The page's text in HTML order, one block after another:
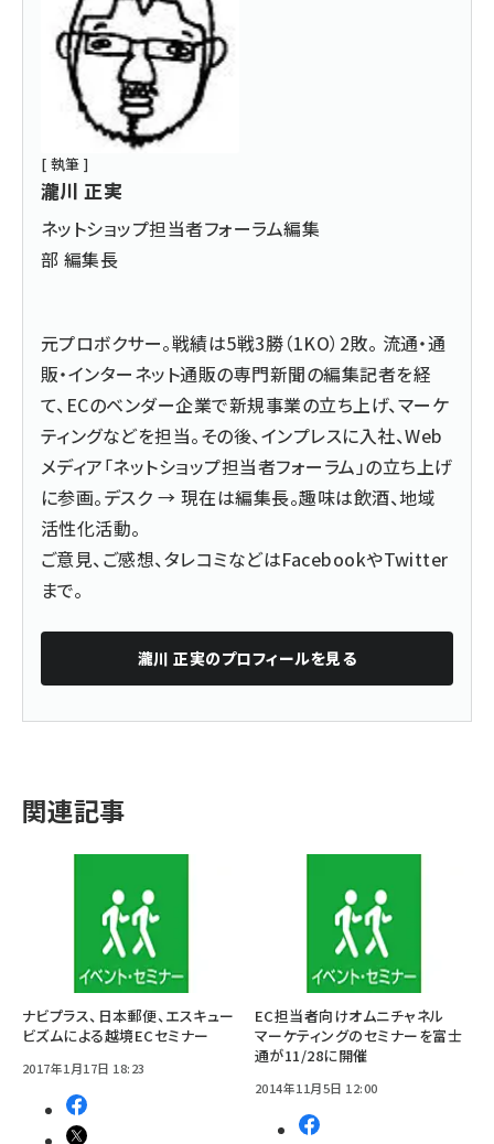
[ 執筆 ]
瀧川 正実
ネットショップ担当者フォーラム編集
部 編集長
元プロボクサー。戦績は5戦3勝（1KO）2敗。 流通・通
販・インターネット通販の専門新聞の編集記者を経
て、ECのベンダー企業で新規事業の立ち上げ、マーケ
ティングなどを担当。その後、インプレスに入社、Web
メディア「ネットショップ担当者フォーラム」の立ち上げ
に参画。デスク → 現在は編集長。趣味は飲酒、地域
活性化活動。
ご意見、ご感想、タレコミなどはFacebookやTwitter
まで。
瀧川 正実のプロフィールを見る
関連記事
ナビプラス、日本郵便、エスキュー
ビズムによる越境ECセミナー
2017年1月17日 18:23
EC担当者向けオムニチャネル
マーケティングのセミナーを富士
通が11/28に開催
2014年11月5日 12:00